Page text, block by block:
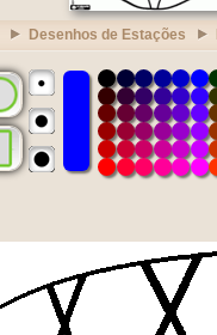
Desenhos de Estações